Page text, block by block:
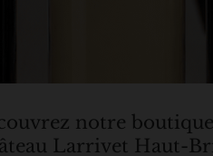
notre boutique
Larrivet Haut-